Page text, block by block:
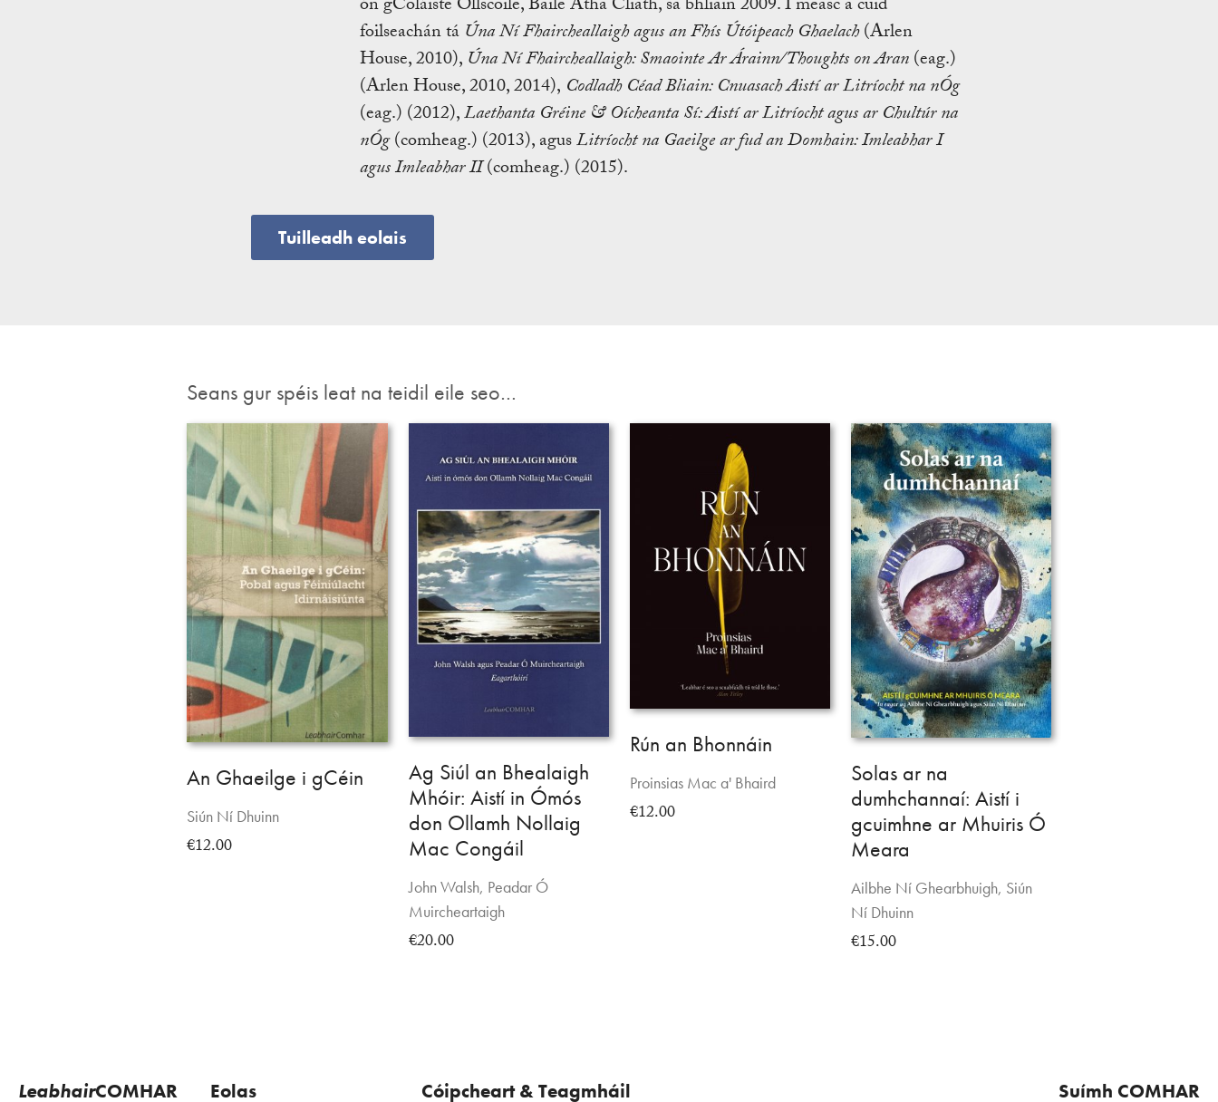
ón gColáiste Ollscoile, Baile Átha Cliath, sa bhliain 2009. I measc a cuid
foilseachán tá Úna Ní Fhaircheallaigh agus an Fhís Útóipeach Ghaelach(Arlen
House, 2010), Úna Ní Fhaircheallaigh: Smaointe Ar Árainn/Thoughts on Aran(eag.)
(Arlen House, 2010, 2014), Codladh Céad Bliain: Cnuasach Aistí ar Litríocht na nÓg
(eag.) (2012),Laethanta Gréine & Oícheanta Sí: Aistí ar Litríocht agus ar Chultúr na
nÓg(comheag.) (2013), agusLitríocht na Gaeilge ar fud an Domhain: Imleabhar I
agus Imleabhar II(comheag.) (2015).
Tuilleadh eolais
Seans gur spéis leat na teidil eile seo…
An Ghaeilge i gCéin
Siún Ní Dhuinn
€12.00
Ag Siúl an Bhealaigh
Mhóir: Aistí in Ómós
don Ollamh Nollaig
Mac Congáil
John Walsh, Peadar Ó
Muircheartaigh
€20.00
Rún an Bhonnáin
Proinsias Mac a' Bhaird
€12.00
Solas ar na
dumhchannaí: Aistí i
gcuimhne ar Mhuiris Ó
Meara
Ailbhe Ní Ghearbhuigh, Siún
Ní Dhuinn
€15.00
LeabhairCOMHAR Eolas Cóipcheart & Teagmháil Suímh COMHAR